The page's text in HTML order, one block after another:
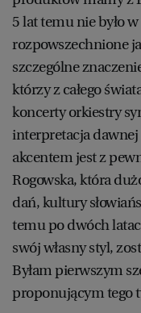
5 lat temu nie było
rozpowszechnione
szczególne
którzy z całego
koncerty orkiestry
interpretacja
akcentem jest z
Rogowska, która
dań, kultury
temu po dwóch
swój własny styl,
Byłam pierwszym
proponującym tego